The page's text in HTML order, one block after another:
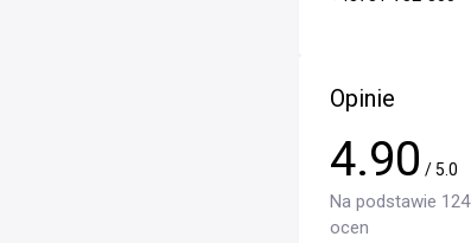
Opinie
4.90 / 5.0
Na podstawie 124
ocen